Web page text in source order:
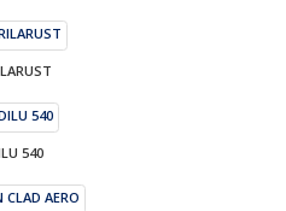
540